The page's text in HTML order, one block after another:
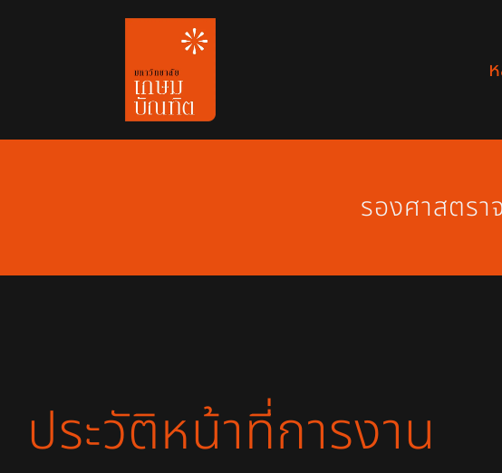
รองศาสตร
ประวัติหน้าที่การงาน